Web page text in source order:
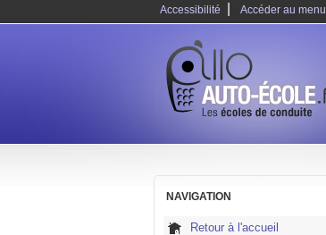
Accessibilité Accéder au menu
NAVIGATION
Retour à l'accueil